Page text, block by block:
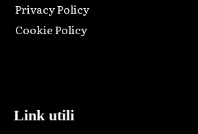
Privacy Policy
Cookie Policy
Link utili